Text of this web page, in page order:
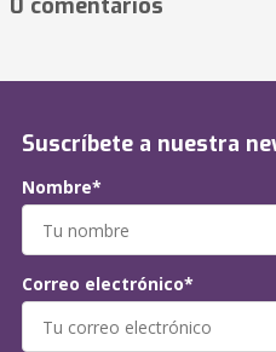
0 comentarios
Suscríbete a nuestra
Nombre*
Correo electrónico*